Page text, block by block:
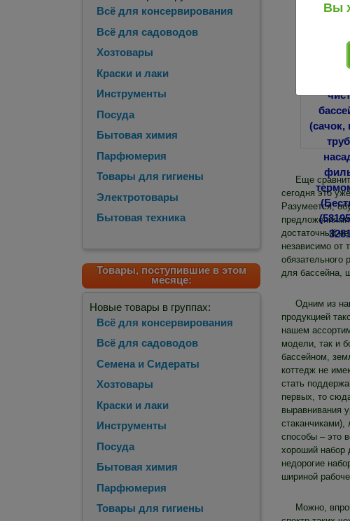
Всё для консервирования
Всё для садоводов
Хозтовары
Краски и лаки
Инструменты
Посуда
Бытовая химия
Парфюмерия
Товары для гигиены
Электротовары
Бытовая техника
Товары, поступившие в этом
месяце:
Новые товары в группах:
Всё для консервирования
Всё для садоводов
Семена и Сидераты
Хозтовары
Краски и лаки
Инструменты
Посуда
Бытовая химия
Парфюмерия
Товары для гигиены
Еще
сегодня это
Разумеется,
достаточный
независимо от
обязательного
для бассейна,
Одним из
продукцией
нашем
модели, так и
бассейном,
коттедж не
стать
первых, то
выравнивания
способы – это
хороший набор
недорогие
шириной
Можно,
Вы